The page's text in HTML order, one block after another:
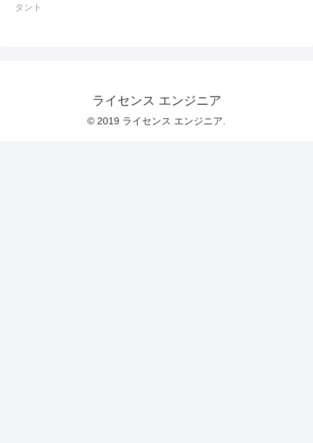
タント
ライセンス エンジニア
© 2019 ライセンス エンジニア.